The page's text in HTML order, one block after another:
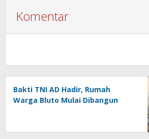
Komentar
Bakti TNI AD Hadir, Rumah
Warga Bluto Mulai Dibangun